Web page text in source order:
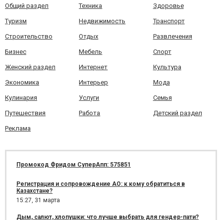
Общий раздел Техника Здоровье
Туризм Недвижимость Транспорт
Строительство Отдых Развлечения
Бизнес Мебель Спорт
Женский раздел Интернет Культура
Экономика Интерьер Мода
Кулинария Услуги Семья
Путешествия Работа Детский раздел
Реклама
Промокод Фридом СуперАпп: 575851
Регистрация и сопровождение АО: к кому обратиться в
Казахстане?
15:27, 31 марта
Дым, салют, хлопушки: что лучше выбрать для гендер-пати?